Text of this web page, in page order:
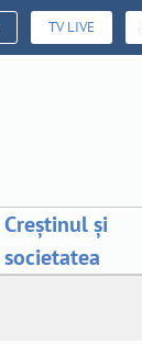
TV LIVE
Creștinul și
societatea